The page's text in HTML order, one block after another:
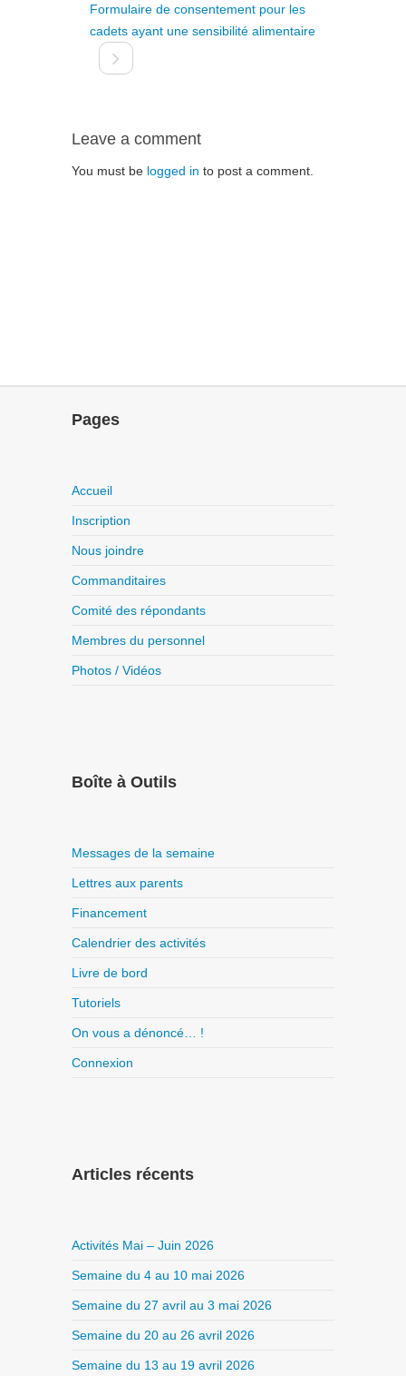
Formulaire de consentement pour les
cadets ayant une sensibilité alimentaire
Leave a comment
You must be logged in to post a comment.
Pages
Accueil
Inscription
Nous joindre
Commanditaires
Comité des répondants
Membres du personnel
Photos / Vidéos
Boîte à Outils
Messages de la semaine
Lettres aux parents
Financement
Calendrier des activités
Livre de bord
Tutoriels
On vous a dénoncé… !
Connexion
Articles récents
Activités Mai – Juin 2026
Semaine du 4 au 10 mai 2026
Semaine du 27 avril au 3 mai 2026
Semaine du 20 au 26 avril 2026
Semaine du 13 au 19 avril 2026